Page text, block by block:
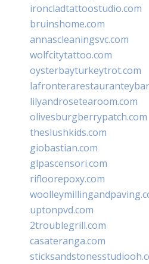
ironcladtattoostudio.com
bruinshome.com
annascleaningsvc.com
wolfcitytattoo.com
oysterbayturkeytrot.com
lilyandrosetearoom.com
olivesburgberrypatch.com
theslushkids.com
giobastian.com
glpascensori.com
rifloorepoxy.com
uptonpvd.com
2troublegrill.com
casateranga.com